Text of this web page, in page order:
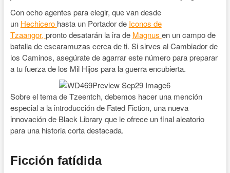
Con ocho agentes para elegir, que van desde
un Hechicero hasta un Portador de Iconos de
Tzaangor, pronto desatarán la ira de Magnus en un campo de
batalla de escaramuzas cerca de ti. Si sirves al Cambiador de
los Caminos, asegúrate de agarrar este número para preparar
a tu fuerza de los Mil Hijos para la guerra encubierta.
Sobre el tema de Tzeentch, debemos hacer una mención
especial a la introducción de Fated Fiction, una nueva
innovación de Black Library que le ofrece un final aleatorio
para una historia corta destacada.
Ficción fatídida